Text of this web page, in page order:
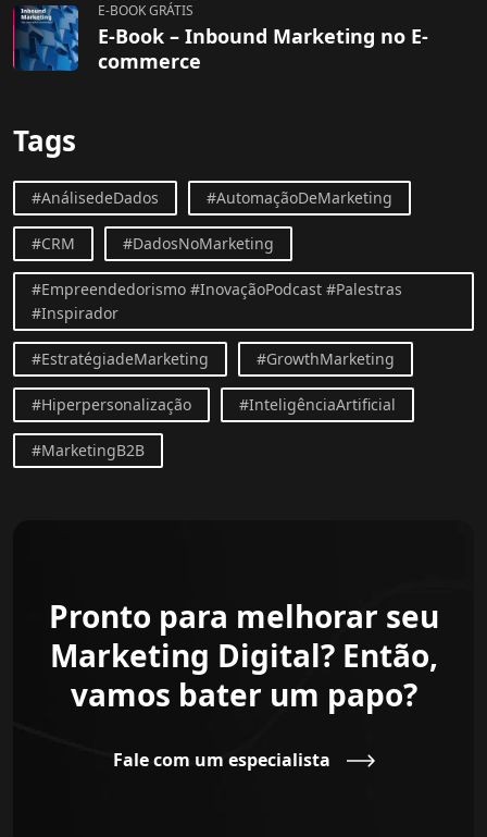
E-BOOK GRÁTIS
E-Book – Inbound Marketing no E-
commerce
Tags
#AnálisedeDados #AutomaçãoDeMarketing
#CRM #DadosNoMarketing
#Empreendedorismo #InovaçãoPodcast #Palestras
#Inspirador
#EstratégiadeMarketing #GrowthMarketing
#Hiperpersonalização #InteligênciaArtificial
#MarketingB2B
Pronto para melhorar seu
Marketing Digital? Então,
vamos bater um papo?
Fale com um especialista